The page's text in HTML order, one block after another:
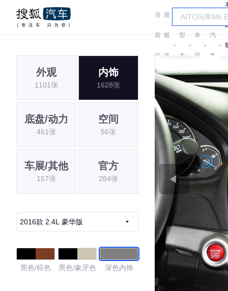
当
前
位
置:
搜
狐
汽
车
＞
车
型
大
全
＞
本
田
＞
广
汽
本
田
＞
外观
1101张
内饰
1628张
底盘/动力
451张
空间
56张
车展/其他
157张
官方
284张
2016款 2.4L 豪华版
黑色/棕色 黑色/象牙色 深色内饰